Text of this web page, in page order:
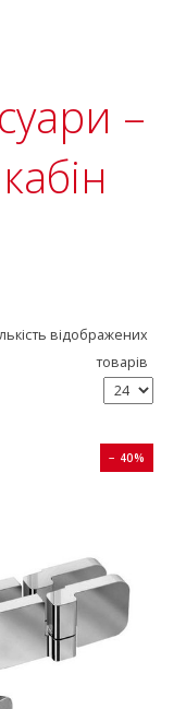
–
відображених
товарів
− 40%